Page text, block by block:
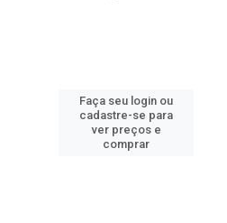
Faça seu login ou
cadastre-se para
ver preços e
comprar